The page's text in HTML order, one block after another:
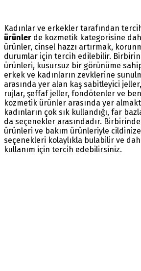
Kadınlar ve erkekler tarafından
ürünler de kozmetik kategorisine
ürünler, cinsel hazzı artırmak,
durumlar için tercih edilebilir.
ürünleri, kusursuz bir görünüme
erkek ve kadınların zevklerine
arasında yer alan kaş sabitleyici
rujlar, şeffaf jeller, fondötenler ve
kozmetik ürünler arasında yer
kadınların çok sık kullandığı, far
da seçenekler arasındadır.
ürünleri ve bakım ürünleriyle
seçenekleri kolaylıkla bulabilir ve
kullanım için tercih edebilirsiniz.